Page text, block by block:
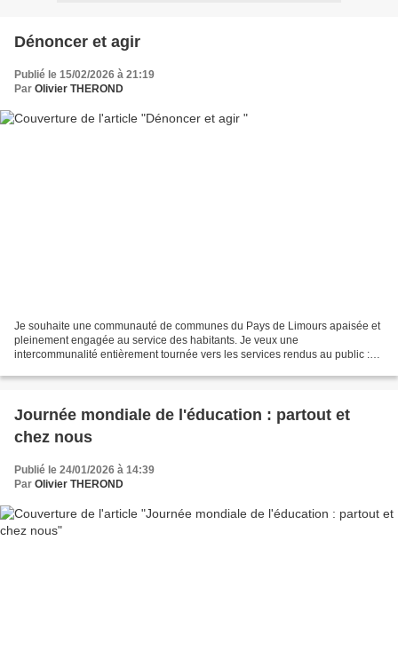
Dénoncer et agir
Publié le 15/02/2026 à 21:19
Par Olivier THEROND
Je souhaite une communauté de communes du Pays de Limours apaisée et
pleinement engagée au service des habitants. Je veux une
intercommunalité entièrement tournée vers les services rendus au public :
Journée mondiale de l'éducation : partout et
chez nous
Publié le 24/01/2026 à 14:39
Par Olivier THEROND